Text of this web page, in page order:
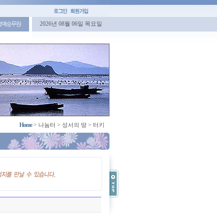
예승무원 2026년 08월 06일 목요일
Home> 나눔터 > 성서의 땅 > 터키